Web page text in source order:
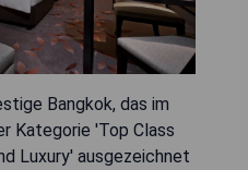
Bangkok, das im
Kategorie 'Top Class
Luxury' ausgezeichnet